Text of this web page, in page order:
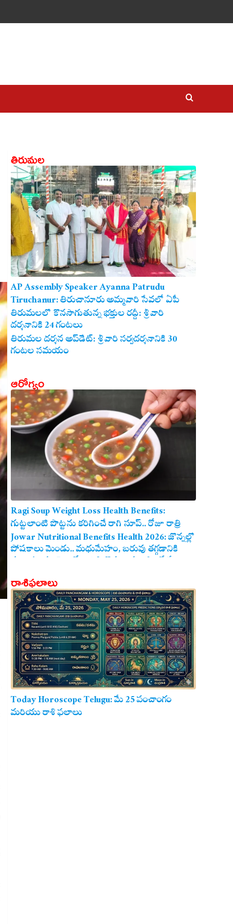
తిరుమల
AP Assembly Speaker Ayanna Patrudu
Tiruchanur: తిరుచానూరు అమ్మవారి సేవలో ఏపీ
అసెంబ్లీ స్పీకర్.. కుటుంబ సమేతంగా దర్శించుకున్న
అయ్యన్నపాత్రుడు!
తిరుమలలో కొనసాగుతున్న భక్తుల రద్దీ: శ్రీవారి
దర్శనానికి 24 గంటలు
తిరుమల దర్శన అప్‌డేట్: శ్రీవారి సర్వదర్శనానికి 30
గంటల సమయం
ఆరోగ్యం
Ragi Soup Weight Loss Health Benefits:
గుట్టలాంటి పొట్టను కరిగించే రాగి సూప్.. రోజూ రాత్రి
తాగితే బరువు తగ్గడం ఖాయం!
Jowar Nutritional Benefits Health 2026: జొన్నల్లో
పోషకాలు మెండు.. మధుమేహం, బరువు తగ్గడానికి
మరియు గుండె ఆరోగ్యానికి జొన్న అన్నం ఎంతో మేలు!
రాశిఫలాలు
Today Horoscope Telugu: మే 25 పంచాంగం
మరియు రాశి ఫలాలు